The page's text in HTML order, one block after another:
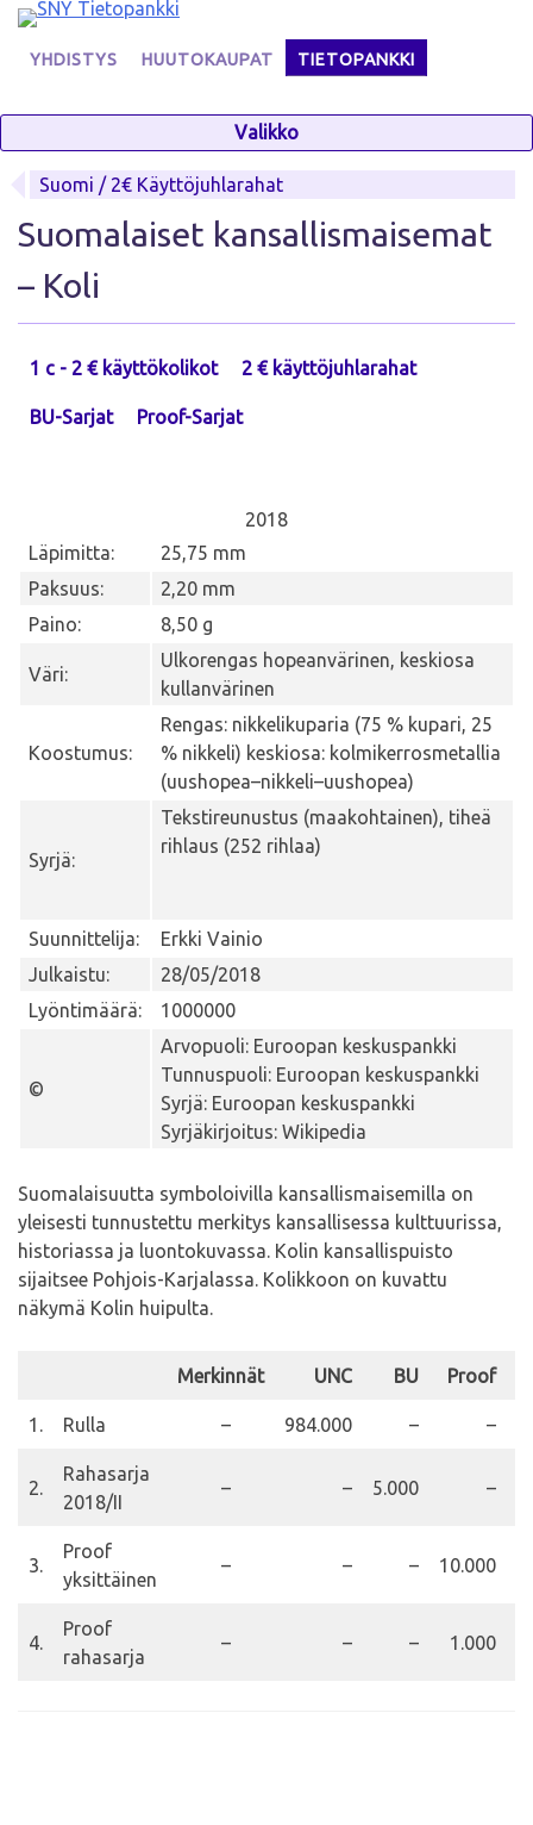
Skip
contentYHDISTYS HUUTOKAUPAT TIETOPANKKI
Valikko
Suomi / 2€ Käyttöjuhlarahat
Suomalaiset kansallismaisemat
– Koli
1 c - 2 € käyttökolikot 2 € käyttöjuhlarahat
BU-Sarjat Proof-Sarjat
2018
Läpimitta:
25,75 mm
Paksuus:
2,20 mm
Paino:
8,50 g
Väri:
Ulkorengas hopeanvärinen, keskiosa
kullanvärinen
Koostumus:
Rengas: nikkelikuparia (75 % kupari, 25
% nikkeli) keskiosa: kolmikerrosmetallia
(uushopea–nikkeli–uushopea)
Syrjä:
Tekstireunustus (maakohtainen), tiheä
rihlaus (252 rihlaa)
Suunnittelija:
Erkki Vainio
Julkaistu:
28/05/2018
Lyöntimäärä:
1000000
©
Arvopuoli: Euroopan keskuspankki
Tunnuspuoli: Euroopan keskuspankki
Syrjä: Euroopan keskuspankki
Syrjäkirjoitus: Wikipedia
Suomalaisuutta symboloivilla kansallismaisemilla on
yleisesti tunnustettu merkitys kansallisessa kulttuurissa,
historiassa ja luontokuvassa. Kolin kansallispuisto
sijaitsee Pohjois-Karjalassa. Kolikkoon on kuvattu
näkymä Kolin huipulta.
Merkinnät UNC BU Proof
1. Rulla – 984.000 – –
2.
Rahasarja
2018/II
– – 5.000 –
3.
Proof
yksittäinen
– – – 10.000
4.
Proof
rahasarja
– – – 1.000